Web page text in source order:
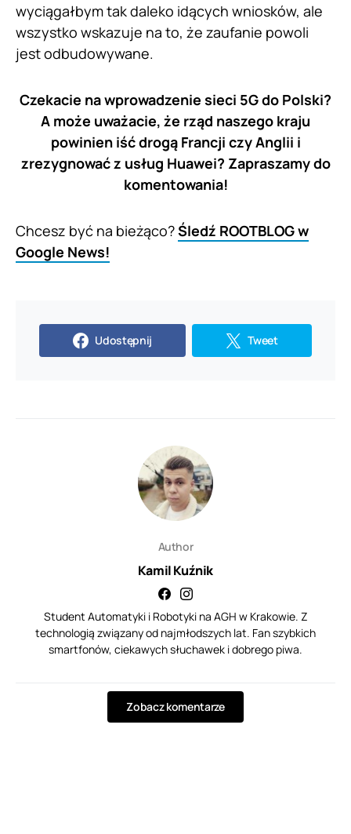
wyciągałbym tak daleko idących wniosków, ale
wszystko wskazuje na to, że zaufanie powoli
jest odbudowywane.
Czekacie na wprowadzenie sieci 5G do Polski?
A może uważacie, że rząd naszego kraju
powinien iść drogą Francji czy Anglii i
zrezygnować z usług Huawei? Zapraszamy do
komentowania!
Chcesz być na bieżąco?Śledź ROOTBLOG w
Google News!
Udostępnij Tweet
Author
Kamil Kuźnik
Student Automatyki i Robotyki na AGH w Krakowie. Z
technologią związany od najmłodszych lat. Fan szybkich
smartfonów, ciekawych słuchawek i dobrego piwa.
Zobacz komentarze